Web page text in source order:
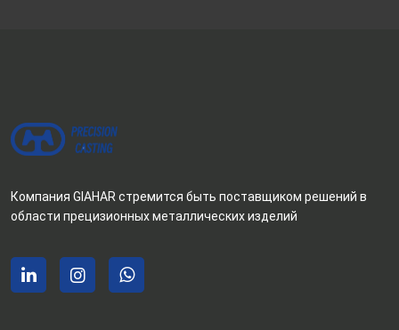
Компания GIAHAR стремится быть поставщиком решений в
области прецизионных металлических изделий